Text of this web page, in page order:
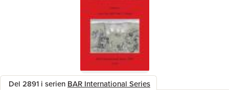
Del 2891 i serien BAR International Series